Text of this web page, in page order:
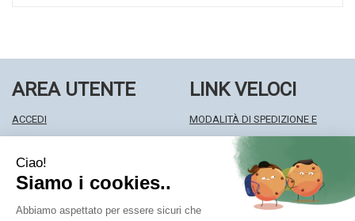
AREA UTENTE
ACCEDI
WISHLIST
ISCRIZIONE ALLA NEWSLETTER
LINK VELOCI
MODALITÀ DI SPEDIZIONE E
MODALITÀ DI PAGAMENTO
INFORMATIVA PRIVACY
CONDIZIONI DI VENDITA